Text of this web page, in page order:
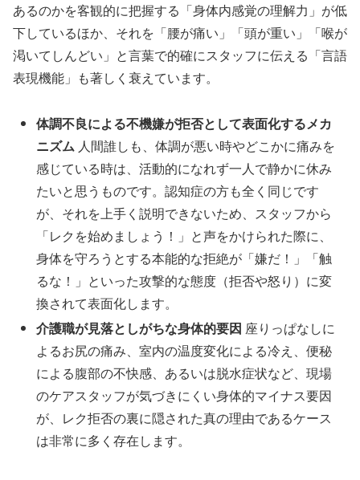
あるのかを客観的に把握する「身体内感覚の理解力」が低
下しているほか、それを「腰が痛い」「頭が重い」「喉が
渇いてしんどい」と言葉で的確にスタッフに伝える「言語
表現機能」も著しく衰えています。
体調不良による不機嫌が拒否として表面化するメカ
ニズム 人間誰しも、体調が悪い時やどこかに痛みを
感じている時は、活動的になれず一人で静かに休み
たいと思うものです。認知症の方も全く同じです
が、それを上手く説明できないため、スタッフから
「レクを始めましょう！」と声をかけられた際に、
身体を守ろうとする本能的な拒絶が「嫌だ！」「触
るな！」といった攻撃的な態度（拒否や怒り）に変
換されて表面化します。
介護職が見落としがちな身体的要因 座りっぱなしに
よるお尻の痛み、室内の温度変化による冷え、便秘
による腹部の不快感、あるいは脱水症状など、現場
のケアスタッフが気づきにくい身体的マイナス要因
が、レク拒否の裏に隠された真の理由であるケース
は非常に多く存在します。